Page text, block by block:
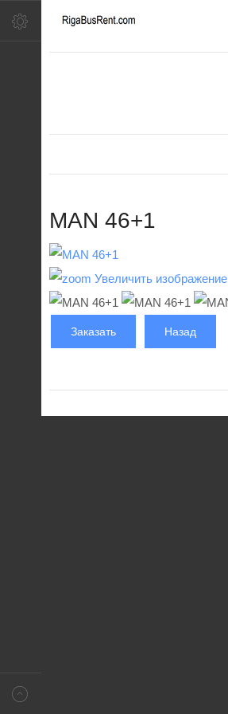
MAN 46+1
Увеличить изображение
Заказать